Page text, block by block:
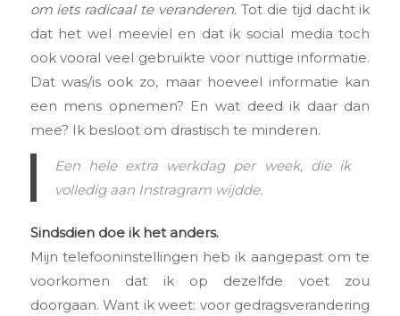
om iets radicaal te veranderen. Tot die tijd dacht ik
dat het wel meeviel en dat ik social media toch
ook vooral veel gebruikte voor nuttige informatie.
Dat was/is ook zo, maar hoeveel informatie kan
een mens opnemen? En wat deed ik daar dan
mee? Ik besloot om drastisch te minderen.
Een hele extra werkdag per week, die ik
volledig aan Instragram wijdde.
Sindsdien doe ik het anders.
Mijn telefooninstellingen heb ik aangepast om te
voorkomen dat ik op dezelfde voet zou
doorgaan. Want ik weet: voor gedragsverandering